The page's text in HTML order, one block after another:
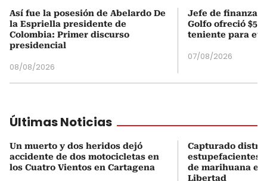
Así fue la posesión de Abelardo De
la Espriella presidente de
Colombia: Primer discurso
presidencial
08/08/2026
Jefe de finanzas
Golfo ofreció
teniente para
07/08/2026
Últimas Noticias
Un muerto y dos heridos dejó
accidente de dos motocicletas en
los Cuatro Vientos en Cartagena
Capturado
estupefacientes
de marihuana en
Libertad